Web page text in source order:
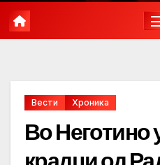
Вести Хроника
Во Неготино